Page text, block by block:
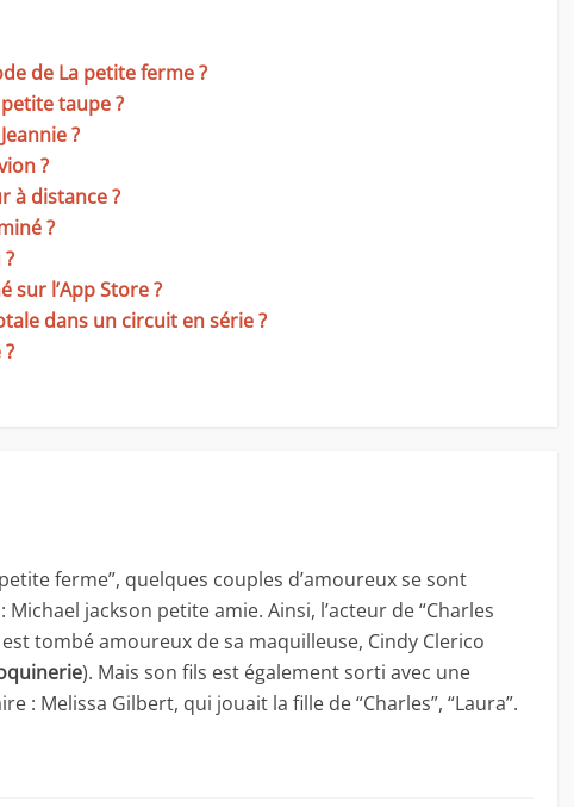
de La petite ferme ?
taupe ?
?
?
à distance ?
?
sur l’App Store ?
dans un circuit en série ?
ferme”, quelques couples d’amoureux se sont
jackson petite amie. Ainsi, l’acteur de “Charles
tombé amoureux de sa maquilleuse, Cindy Clerico
). Mais son fils est également sorti avec une
: Melissa Gilbert, qui jouait la fille de “Charles”, “Laura”.